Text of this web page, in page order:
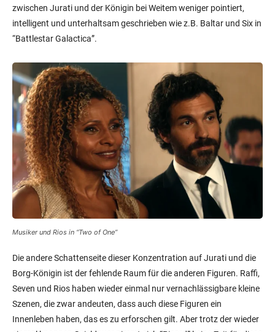
zwischen Jurati und der Königin bei Weitem weniger pointiert,
intelligent und unterhaltsam geschrieben wie z.B. Baltar und Six in
“Battlestar Galactica”.
Musiker und Rios in “Two of One”
Die andere Schattenseite dieser Konzentration auf Jurati und die
Borg-Königin ist der fehlende Raum für die anderen Figuren. Raffi,
Seven und Rios haben wieder einmal nur vernachlässigbare kleine
Szenen, die zwar andeuten, dass auch diese Figuren ein
Innenleben haben, das es zu erforschen gilt. Aber trotz der wieder